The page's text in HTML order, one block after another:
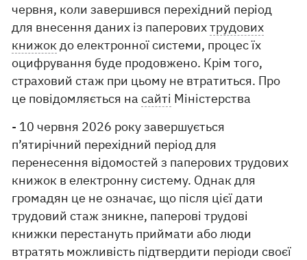
червня, коли завершився перехідний період
для внесення даних із паперовихтрудових
книжокдо електронної системи, процес їх
оцифрування буде продовжено. Крім того,
страховий стаж при цьому не втратиться. Про
це повідомляється насайті Міністерства
- 10 червня 2026 року завершується
п’ятирічний перехідний період для
перенесення відомостей з паперових трудових
книжок в електронну систему. Однак для
громадян це не означає, що після цієї дати
трудовий стаж зникне, паперові трудові
книжки перестануть приймати або люди
втратять можливість підтвердити періоди своєї